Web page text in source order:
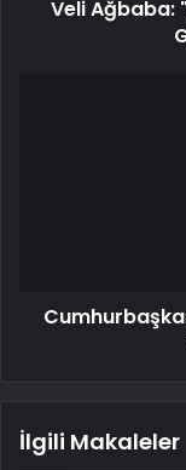
Veli Ağbaba:
İlgili Makaleler